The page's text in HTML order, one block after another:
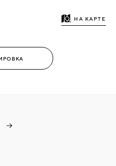
НА КАРТЕ